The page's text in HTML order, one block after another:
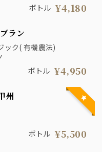
ボトル ¥4,180
ラン
ック( 有機農法)
ボトル ¥4,950
州
ボトル ¥5,500